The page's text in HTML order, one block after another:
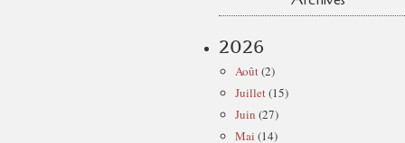
2026
Août(2)
Juillet(15)
Juin (27)
Mai (14)